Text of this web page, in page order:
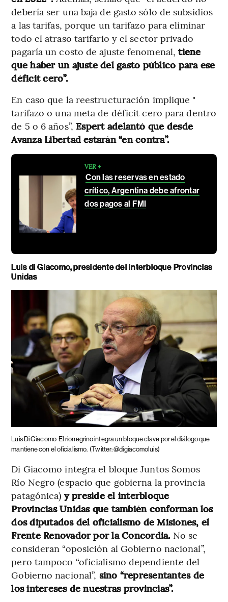
debería ser una baja de gasto sólo de subsidios
a las tarifas, porque un tarifazo para eliminar
todo el atraso tarifario y el sector privado
pagaría un costo de ajuste fenomenal, tiene
que haber un ajuste del gasto público para ese
déficit cero”.
En caso que la reestructuración implique "
tarifazo o una meta de déficit cero para dentro
de 5 o 6 años”, Espert adelantó que desde
Avanza Libertad estarán “en contra”.
VER +
Con las reservas en estado
crítico, Argentina debe afrontar
dos pagos al FMI
Luis di Giacomo, presidente del interbloque Provincias
Unidas
Luis Di Giacomo El rionegrino integra un bloque clave por el diálogo que
mantiene con el oficialismo. (Twitter: @digiacomoluis)
Di Giacomo integra el bloque Juntos Somos
Río Negro (espacio que gobierna la provincia
patagónica) y preside el interbloque
Provincias Unidas que también conforman los
dos diputados del oficialismo de Misiones, el
Frente Renovador por la Concordia. No se
consideran “oposición al Gobierno nacional”,
pero tampoco “oficialismo dependiente del
Gobierno nacional”, sino “representantes de
los intereses de nuestras provincias”.